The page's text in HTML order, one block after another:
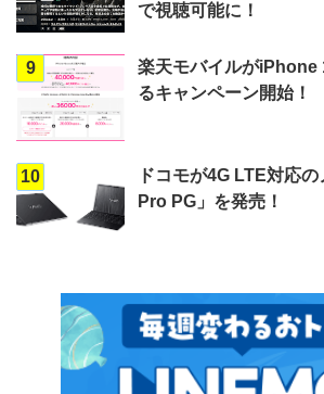
で視聴可能に！
9
楽天モバイルがiPhone
るキャンペーン開始！
10
ドコモが4G LTE対応
Pro PG」を発売！